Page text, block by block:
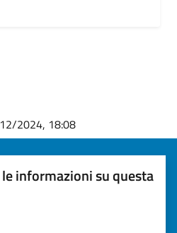
2024, 18:08
informazioni su questa
(da 1 a 5 stelle)
per valutare la chiarezza delle